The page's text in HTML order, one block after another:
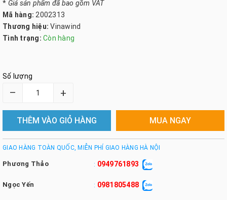
* Giá sản phẩm đã bao gồm VAT
Mã hàng: 2002313
Thương hiệu: Vinawind
Tình trạng: Còn hàng
Số lượng
– +
THÊM VÀO GIỎ HÀNG MUA NGAY
GIAO HÀNG TOÀN QUỐC, MIỄN PHÍ GIAO HÀNG HÀ NỘI
Phương Thảo : 0949761893
Ngọc Yến : 0981805488